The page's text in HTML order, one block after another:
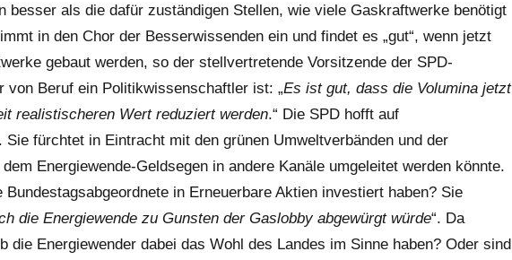
besser als die dafür zuständigen Stellen, wie viele Gaskraftwerke benötigt
in den Chor der Besserwissenden ein und findet es „gut“, wenn jetzt
gebaut werden, so der stellvertretende Vorsitzende der SPD-
von Beruf ein Politikwissenschaftler ist: „Es ist gut, dass die Volumina jetzt
realistischeren Wert reduziert werden.“ Die SPD hofft auf
Sie fürchtet in Eintracht mit den grünen Umweltverbänden und der
Energiewende-Geldsegen in andere Kanäle umgeleitet werden könnte.
in Erneuerbare Aktien investiert haben? Sie
die Energiewende zu Gunsten der Gaslobby abgewürgt würde“. Da
die Energiewender dabei das Wohl des Landes im Sinne haben? Oder sind